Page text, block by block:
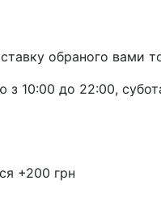
обраного вами
з 10:00 до 22:00,
+200 грн